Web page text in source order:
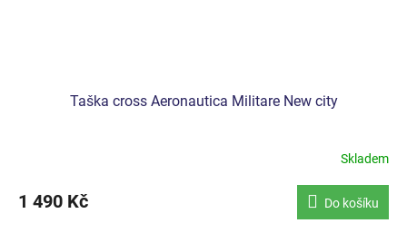
Taška cross Aeronautica Militare New city
Skladem
1 490 Kč Do košíku